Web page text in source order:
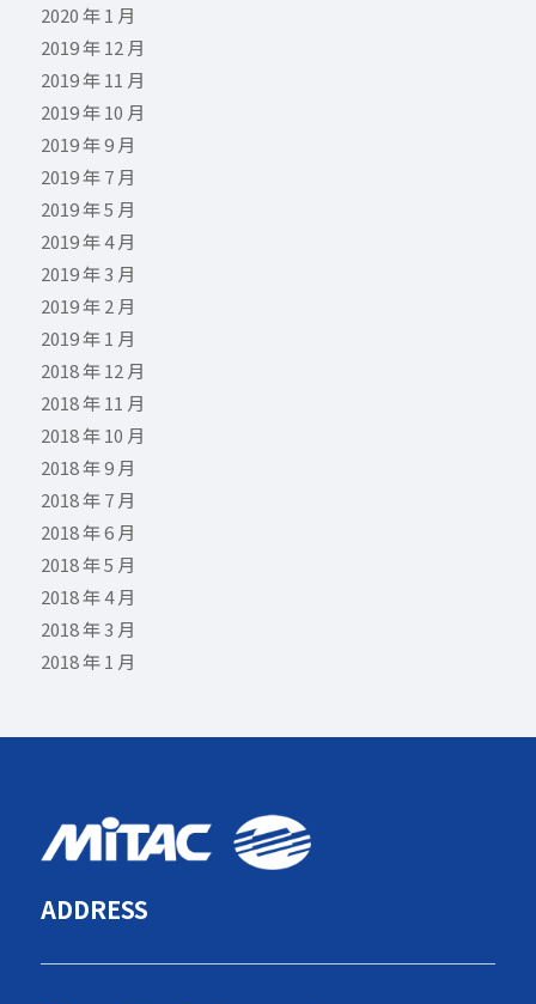
2020 年 1 月
2019 年 12 月
2019 年 11 月
2019 年 10 月
2019 年 9 月
2019 年 7 月
2019 年 5 月
2019 年 4 月
2019 年 3 月
2019 年 2 月
2019 年 1 月
2018 年 12 月
2018 年 11 月
2018 年 10 月
2018 年 9 月
2018 年 7 月
2018 年 6 月
2018 年 5 月
2018 年 4 月
2018 年 3 月
2018 年 1 月
ADDRESS